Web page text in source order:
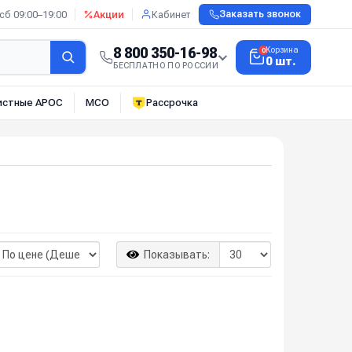
09:00–19:00 Акции Кабинет Заказать звонок
8 800 350-16-98
БЕСПЛАТНО ПО РОССИИ
0Корзина
0 шт.
АРОС МСО Рассрочка
Показывать: